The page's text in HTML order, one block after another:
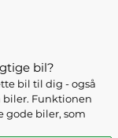
bil?
bil til dig - også
biler. Funktionen
biler, som